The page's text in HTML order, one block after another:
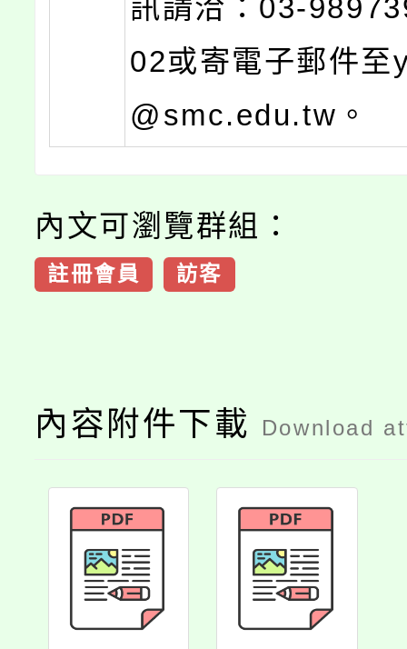
訊請洽：03-
02或寄電子郵件至
@smc.edu.tw。
內文可瀏覽群組：
註冊會員 訪客
內容附件下載 Download